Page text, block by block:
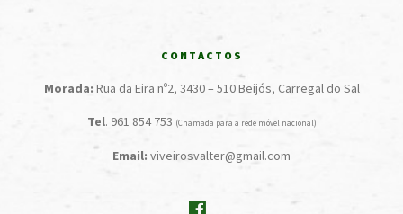
CONTACTOS
Morada: Rua da Eira nº2, 3430 – 510 Beijós, Carregal do Sal
Tel. 961 854 753 (Chamada para a rede móvel nacional)
Email: viveirosvalter@gmail.com